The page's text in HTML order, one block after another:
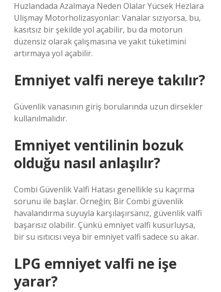
Huzlandada Azalmaya Neden Olalar Yücsek Hezlara
Ulişmay Motorholizasyonlar: Vanalar sızıyorsa, bu,
kasıtsız bir şekilde yol açabilir, bu da motorun
düzensiz olarak çalışmasına ve yakıt tüketimini
artırmaya yol açabilir.
Emniyet valfi nereye takılır?
Güvenlik vanasının giriş borularında uzun dirsekler
kullanılmalıdır.
Emniyet ventilinin bozuk
olduğu nasıl anlaşılır?
Combi Güvenlik Valfi Hatası genellikle su kaçırma
sorunu ile başlar. Örneğin; Bir Combi güvenlik
havalandırma suyuyla karşılaşırsanız, güvenlik valfi
başarısız olabilir. Çünkü emniyet valfi kusurluysa,
bir su ısıtıcısı veya bir emniyet valfi sadece su akar.
LPG emniyet valfi ne işe
yarar?